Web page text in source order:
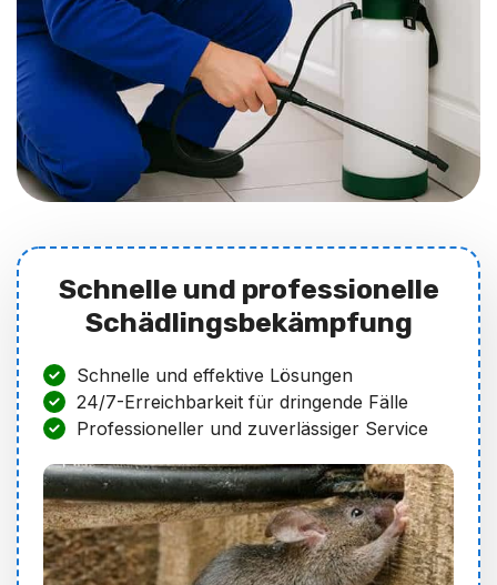
Schnelle und professionelle
Schädlingsbekämpfung
Schnelle und effektive Lösungen
24/7-Erreichbarkeit für dringende Fälle
Professioneller und zuverlässiger Service